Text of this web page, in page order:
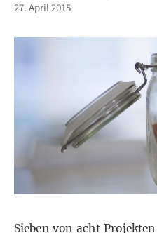
27. April 2015
Sieben von acht